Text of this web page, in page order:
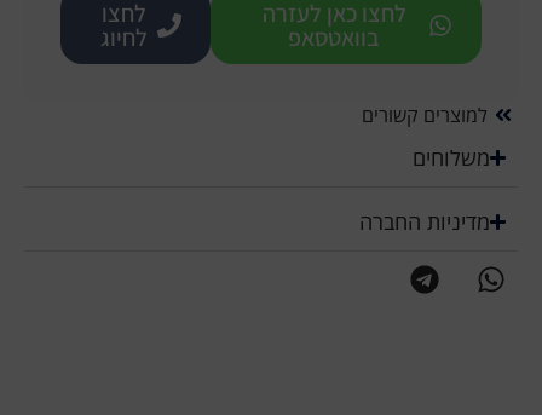
לחצו כאן לעזרה
בוואטסאפ
לחצו
לחיוג
למוצרים קשורים
משלוחים
מדיניות החברה